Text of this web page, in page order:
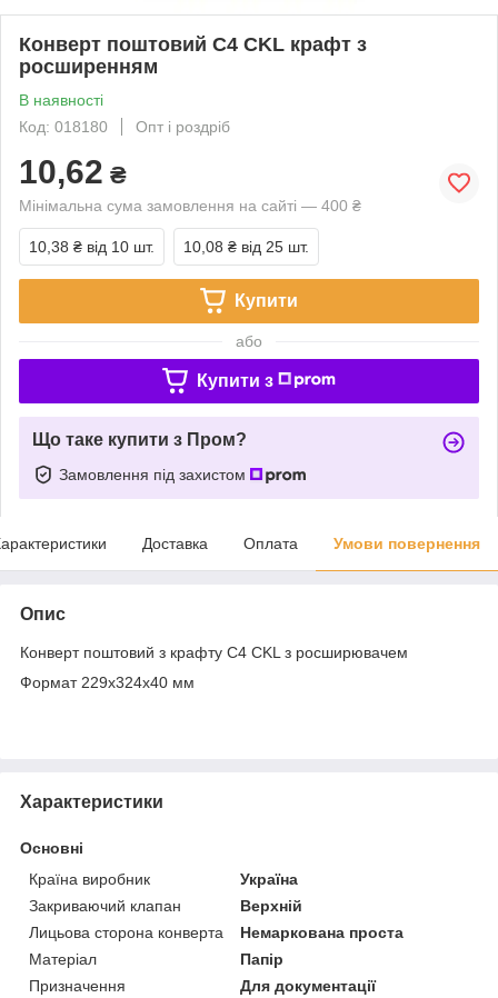
Конверт поштовий C4 CKL крафт з
росширенням
В наявності
Код: 018180
Опт і роздріб
10,62 ₴
Мінімальна сума замовлення на сайті — 400 ₴
10,38 ₴ від 10 шт. 10,08 ₴ від 25 шт.
Купити
або
Купити з
Що таке купити з Пром?
Замовлення під захистом
Доставка Оплата Умови повернення
Опис
Конверт поштовий з крафту С4 CKL з росширювачем
Формат 229х324х40 мм
Характеристики
Основні
Країна виробник
Україна
Закриваючий клапан
Верхній
Лицьова сторона конверта
Немаркована проста
Матеріал
Папір
Призначення
Для документації